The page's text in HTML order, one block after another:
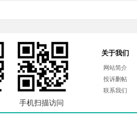
手机扫描访问
关于我们
网站简介
投诉删帖
联系我们